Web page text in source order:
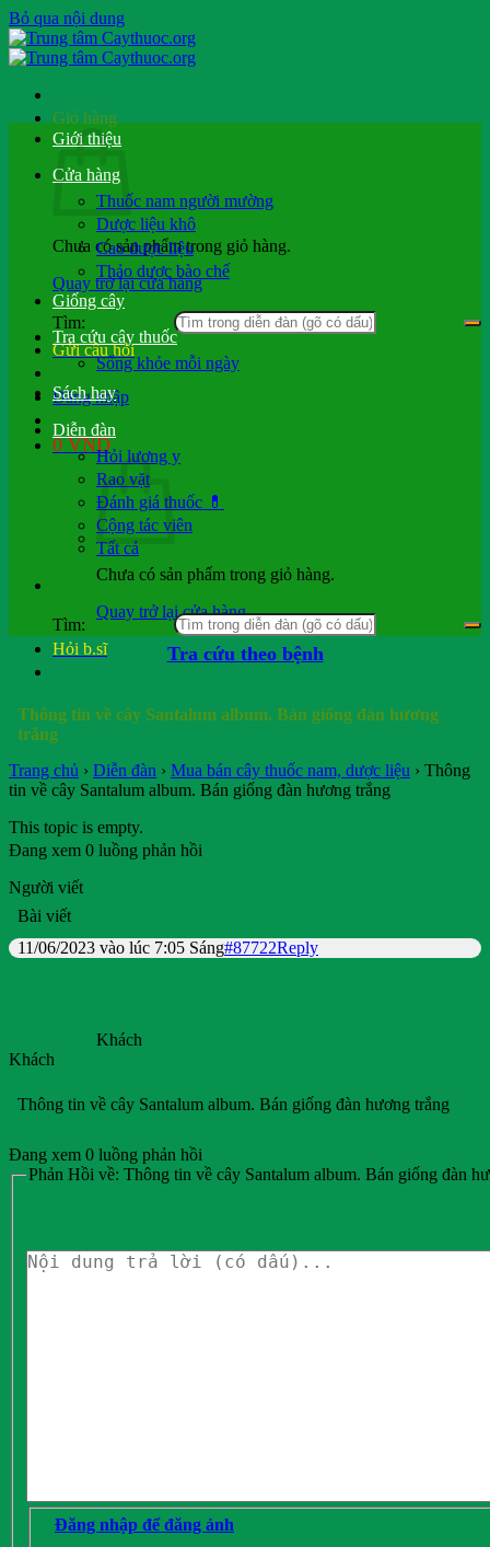
Bỏ qua nội dung
Giỏ hàng
Chưa có sản phẩm trong giỏ hàng.
Quay trở lại cửa hàng
Tìm:
Gửi câu hỏi
Đăng nhập
0VND
Chưa có sản phẩm trong giỏ hàng.
Quay trở lại cửa hàng
Hỏi b.sĩ
Giới thiệu
Cửa hàng
Thuốc nam người mường
Dược liệu khô
Cao dược liệu
Thảo dược bào chế
Giống cây
Tra cứu cây thuốc
Sống khỏe mỗi ngày
Sách hay
Diễn đàn
Hỏi lương y
Rao vặt
Đánh giá thuốc 💊
Cộng tác viên
Tất cả
Tìm:
Tra cứu theo bệnh
Thông tin về cây Santalum album. Bán giống đàn hương
trắng
Trang chủ › Diễn đàn › Mua bán cây thuốc nam, dược liệu › Thông
tin về cây Santalum album. Bán giống đàn hương trắng
This topic is empty.
Đang xem 0 luồng phản hồi
Người viết
Bài viết
11/06/2023 vào lúc 7:05 Sáng#87722Reply
Khách
Khách
Thông tin về cây Santalum album. Bán giống đàn hương trắng
Đang xem 0 luồng phản hồi
Phản Hồi về: Thông tin về cây Santalum album. Bán giống đàn
Đăng nhập để đăng ảnh